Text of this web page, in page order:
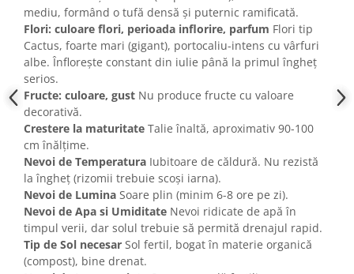
mediu, formând o tufă densă și puternic ramificată.
Flori: culoare flori, perioada inflorire, parfum Flori tip
Cactus, foarte mari (gigant), portocaliu-intens cu vârfuri
albe. Înflorește constant din iulie până la primul îngheț
serios.
Fructe: culoare, gust Nu produce fructe cu valoare
decorativă.
Crestere la maturitate Talie înaltă, aproximativ 90-100
cm înălțime.
Nevoi de Temperatura Iubitoare de căldură. Nu rezistă
la îngheț (rizomii trebuie scoși iarna).
Nevoi de Lumina Soare plin (minim 6-8 ore pe zi).
Nevoi de Apa si Umiditate Nevoi ridicate de apă în
timpul verii, dar solul trebuie să permită drenajul rapid.
Tip de Sol necesar Sol fertil, bogat în materie organică
(compost), bine drenat.